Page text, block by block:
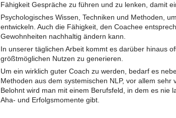
Fähigkeit Gespräche zu führen und zu lenken, damit
Psychologisches Wissen, Techniken und Methoden,
entwickeln. Auch die Fähigkeit, den Coachee
Gewohnheiten nachhaltig ändern kann.
In unserer täglichen Arbeit kommt es darüber hinaus
größtmöglichen Nutzen zu generieren.
Um ein wirklich guter Coach zu werden, bedarf es
Methoden aus dem systemischen NLP, vor allem sehr
Belohnt wird man mit einem Berufsfeld, in dem es nie
Aha- und Erfolgsmomente gibt.